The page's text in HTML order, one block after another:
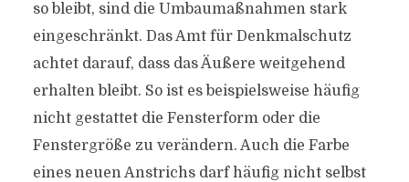
so bleibt, sind die Umbaumaßnahmen stark
eingeschränkt. Das Amt für Denkmalschutz
achtet darauf, dass das Äußere weitgehend
erhalten bleibt. So ist es beispielsweise häufig
nicht gestattet die Fensterform oder die
Fenstergröße zu verändern. Auch die Farbe
eines neuen Anstrichs darf häufig nicht selbst